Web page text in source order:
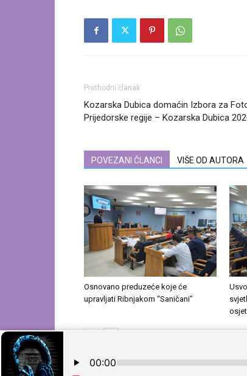
Prethodni članak
Kozarska Dubica domaćin Izbora za
Prijedorske regije – Kozarska Dubica
POVEZANI ČLANCI VIŠE OD AUTORA
Osnovano preduzeće koje će
upravljati Ribnjakom “Saničani”